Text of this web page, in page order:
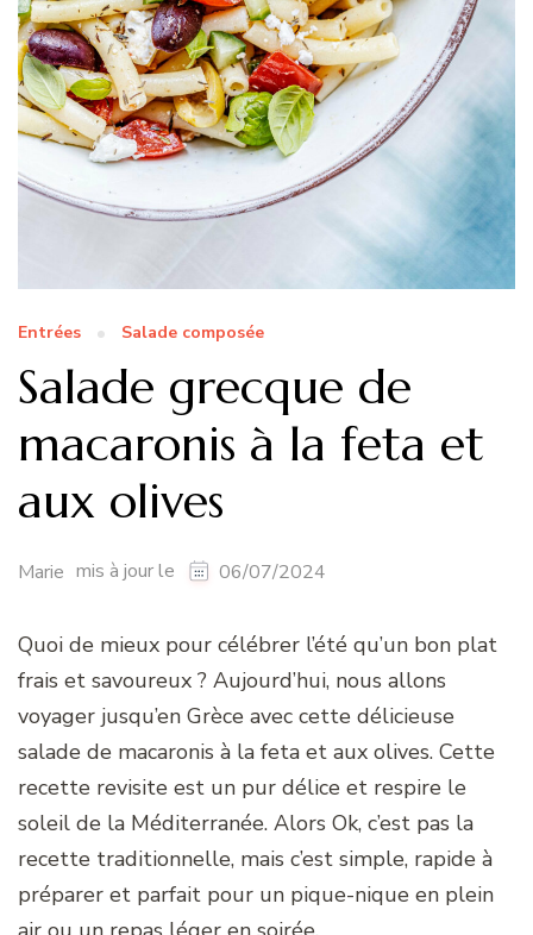
Entrées Salade composée
Salade grecque de
macaronis à la feta et
aux olives
Marie mis à jour le 06/07/2024
Quoi de mieux pour célébrer l’été qu’un bon plat
frais et savoureux ? Aujourd’hui, nous allons
voyager jusqu’en Grèce avec cette délicieuse
salade de macaronis à la feta et aux olives. Cette
recette revisite est un pur délice et respire le
soleil de la Méditerranée. Alors Ok, c’est pas la
recette traditionnelle, mais c’est simple, rapide à
préparer et parfait pour un pique-nique en plein